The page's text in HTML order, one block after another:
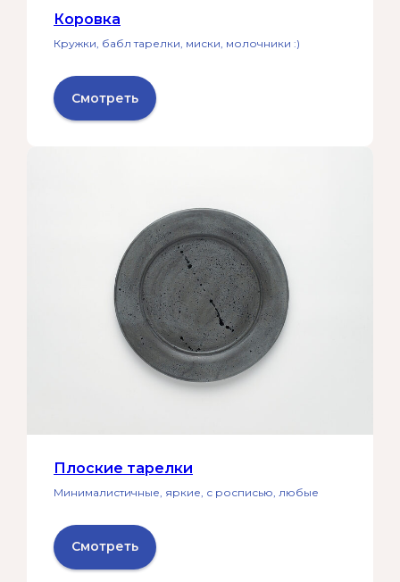
Коровка
Кружки, бабл тарелки, миски, молочники :)
Смотреть
Плоские тарелки
Минималистичные, яркие, с росписью, любые
Смотреть